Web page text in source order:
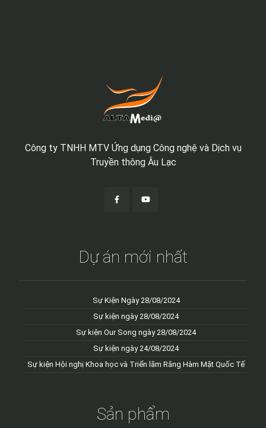
Công ty TNHH MTV Ứng dụng Công nghệ và Dịch vụ
Truyền thông Âu Lạc
Dự án mới nhất
Sự Kiện Ngày 28/08/2024
Sự kiện ngày 28/08/2024
Sự kiện Our Song ngày 28/08/2024
Sự kiện ngày 24/08/2024
Sự kiện Hội nghị Khoa học và Triển lãm Răng Hàm Mặt Quốc Tế
Sản phẩm